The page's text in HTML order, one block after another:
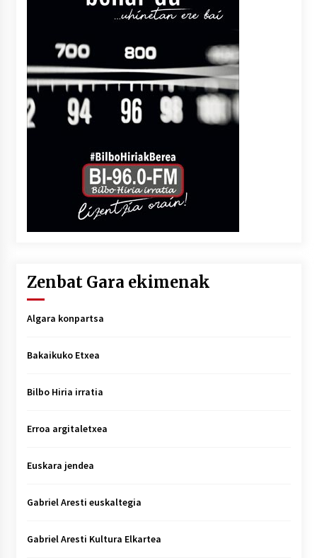
Zenbat Gara ekimenak
Algara konpartsa
Bakaikuko Etxea
Bilbo Hiria irratia
Erroa argitaletxea
Euskara jendea
Gabriel Aresti euskaltegia
Gabriel Aresti Kultura Elkartea